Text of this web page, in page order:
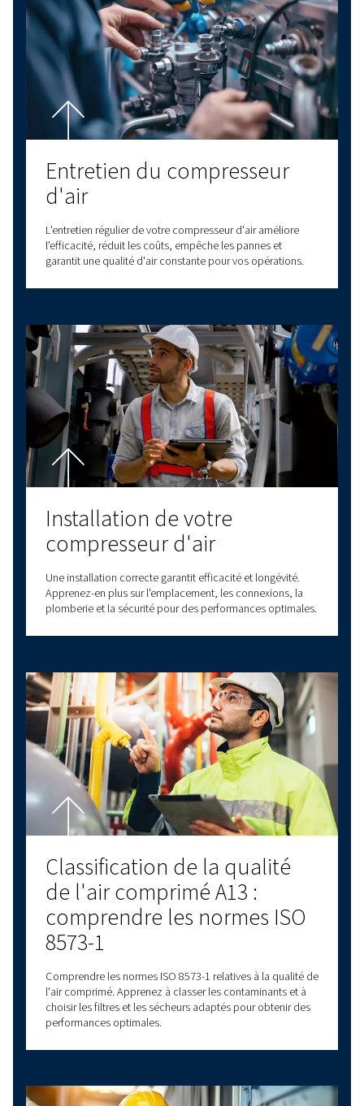
pour vous aider à prendre des décisions
amélioreront vos processus commerciaux et
efficacité opérationnelle.
Forts de décennies d’expérience dans le
l’air comprimé, nous proposons une gamme
de compresseurs à vis, de compresseurs à
compresseurs sans huile et de solutions de
d’air. Nous proposons également une large
d’options de service pour répondre à tous
la pointe de l’innovation. Avec différentes
connectivité, nous avons une solution pour
vos besoins. Contactez-nous dès aujourd’hui
obtenir une assistance personnalisée et des
toutes vos questions !
Nous contacter!
Explorez d'autres sujets
DERNIERS BLOGS COMPRESSEURS À VIS
COMPRESSEURS À PISTONS
PRINCIPES DE BASE DE L'AIR COMPRIMÉ